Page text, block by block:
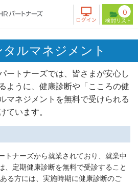
0
ルマネジメント
ートナーズでは、皆さまが安心し
ように、健康診断や「こころの健
マネジメントを無料で受けられる
ています。
トナーズから就業されており、就業中
、定期健康診断を無料で受診すること
る方には、実施時期に健康診断のご